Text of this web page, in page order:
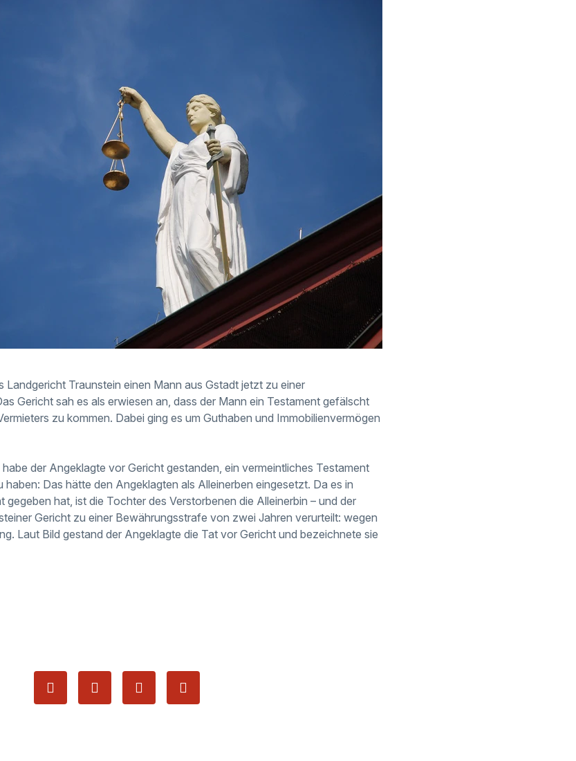
Landgericht Traunstein einen Mann aus Gstadt jetzt zu einer
Gericht sah es als erwiesen an, dass der Mann ein Testament gefälscht
zu kommen. Dabei ging es um Guthaben und Immobilienvermögen
der Angeklagte vor Gericht gestanden, ein vermeintliches Testament
Das hätte den Angeklagten als Alleinerben eingesetzt. Da es in
gegeben hat, ist die Tochter des Verstorbenen die Alleinerbin – und der
Gericht zu einer Bewährungsstrafe von zwei Jahren verurteilt: wegen
Laut Bild gestand der Angeklagte die Tat vor Gericht und bezeichnete sie